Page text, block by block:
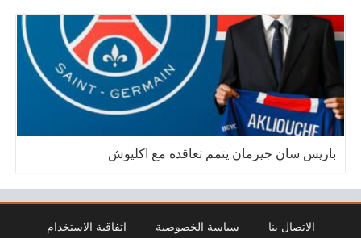
باريس سان جيرمان يتمم تعاقده مع اكليوش
الاتصال بنا سياسة الخصوصية اتفاقية الاستخدام